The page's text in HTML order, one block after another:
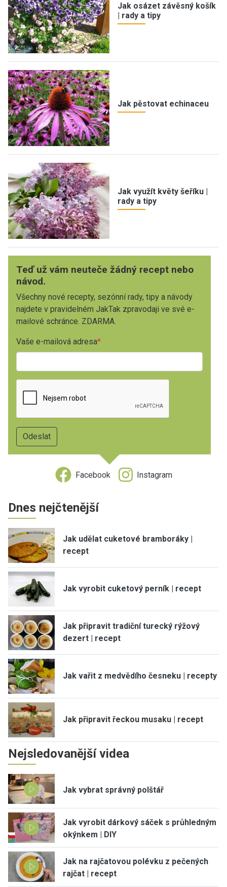
Jak osázet závěsný košík
| rady a tipy
Jak pěstovat echinaceu
Jak využít květy šeříku |
rady a tipy
Teď už vám neuteče žádný recept nebo
návod.
Všechny nové recepty, sezónní rady, tipy a návody
najdete v pravidelném JakTak zpravodaji ve své e-
mailové schránce. ZDARMA.
Vaše e-mailová adresa
Facebook Instagram
Dnes nejčtenější
Jak udělat cuketové bramboráky |
recept
Jak vyrobit cuketový perník | recept
Jak připravit tradiční turecký rýžový
dezert | recept
Jak vařit z medvědího česneku | recepty
Jak připravit řeckou musaku | recept
Nejsledovanější videa
Jak vybrat správný polštář
Jak vyrobit dárkový sáček s průhledným
okýnkem | DIY
Jak na rajčatovou polévku z pečených
rajčat | recept